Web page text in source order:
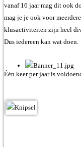
vanaf 16 jaar mag dit ook
mag je je ook voor
klusactiviteiten zijn heel
Dus iedereen kan wat doen.
Één keer per jaar is